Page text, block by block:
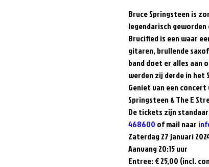
Bruce Springsteen is
legendarisch
Brucified is een waar
gitaren, brullende
band doet er alles aan
werden zij derde in het
Geniet van een
Springsteen & The E
De tickets zijn
468600 of mail naar
Zaterdag 27 januari
Aanvang 20:15 uur
Entree: € 25,00 (incl.